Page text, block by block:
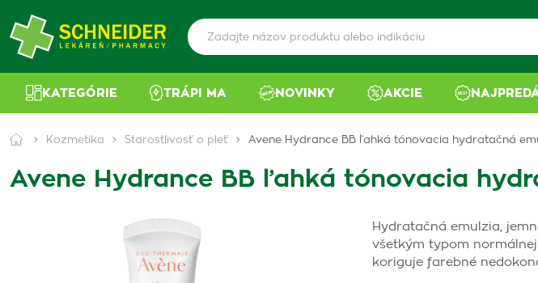
KATEGÓRIE TRÁPI MA NOVINKY AKCIE
Kozmetika Starostlivosť o pleť Avene Hydrance BB ľahká tónovacia hydratačná
Avene Hydrance BB ľahká tónovacia
Hydratačná emulzia,
všetkým typom
koriguje farebné